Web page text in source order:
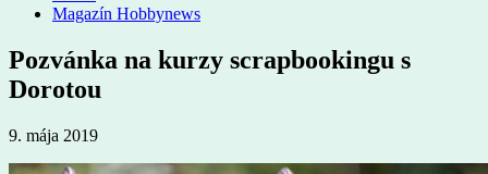
Magazín Hobbynews
Pozvánka na kurzy scrapbookingu s
Dorotou
9. mája 2019